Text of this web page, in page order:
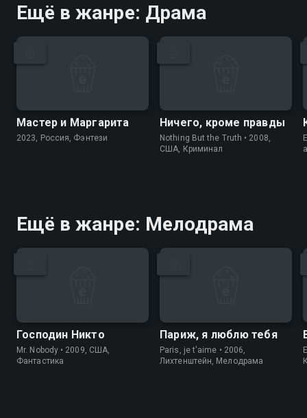
Ещё в жанре: Драма
Мастер и Маргарита
2023, Россия, Фэнтези
Ничего, кроме правды
Nothing But the Truth • 2008,
США, Криминал
Ещё в жанре: Мелодрама
Господин Никто
Mr. Nobody • 2009, США,
Фантастика
Париж, я люблю тебя
Paris, je t'aime • 2006,
Лихтенштейн, Мелодрама